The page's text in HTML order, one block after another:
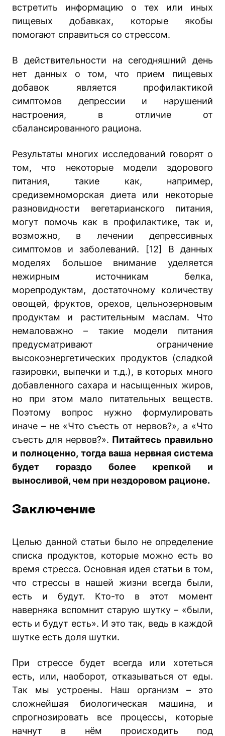
встретить информацию о тех или иных
пищевых добавках, которые якобы
помогают справиться со стрессом.
В действительности на сегодняшний день
нет данных о том, что прием пищевых
добавок является профилактикой
симптомов депрессии и нарушений
настроения, в отличие от
сбалансированного рациона.
Результаты многих исследований говорят о
том, что некоторые модели здорового
питания, такие как, например,
средиземноморская диета или некоторые
разновидности вегетарианского питания,
могут помочь как в профилактике, так и,
возможно, в лечении депрессивных
симптомов и заболеваний. [12] В данных
моделях большое внимание уделяется
нежирным источникам белка,
морепродуктам, достаточному количеству
овощей, фруктов, орехов, цельнозерновым
продуктам и растительным маслам. Что
немаловажно – такие модели питания
предусматривают ограничение
высокоэнергетических продуктов (сладкой
газировки, выпечки и т.д.), в которых много
добавленного сахара и насыщенных жиров,
но при этом мало питательных веществ.
Поэтому вопрос нужно формулировать
иначе – не «Что съесть от нервов?», а «Что
съесть для нервов?». Питайтесь правильно
и полноценно, тогда ваша нервная система
будет гораздо более крепкой и
выносливой, чем при нездоровом рационе.
Заключение
Целью данной статьи было не определение
списка продуктов, которые можно есть во
время стресса. Основная идея статьи в том,
что стрессы в нашей жизни всегда были,
есть и будут. Кто-то в этот момент
наверняка вспомнит старую шутку – «были,
есть и будут есть». И это так, ведь в каждой
шутке есть доля шутки.
При стрессе будет всегда или хотеться
есть, или, наоборот, отказываться от еды.
Так мы устроены. Наш организм – это
сложнейшая биологическая машина, и
спрогнозировать все процессы, которые
начнут в нём происходить под